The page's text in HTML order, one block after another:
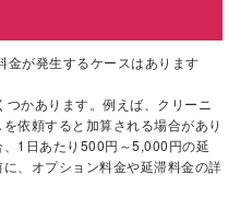
金が発生するケースはあります
かあります。例えば、クリーニ
依頼すると加算される場合があり
1日あたり500円～5,000円の延
、オプション料金や延滞料金の詳